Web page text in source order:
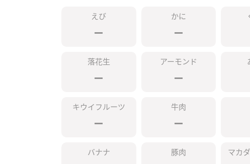
えび かに
落花生 アーモンド
キウイフルーツ 牛肉
バナナ 豚肉 マカ